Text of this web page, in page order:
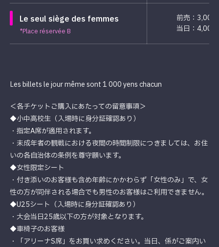
Le seul siège des femmes
*Place réservée B
前売：3,000
当日：4,000
Les billets le jour même sont 1 000 yens chacun
＜各チケットご購入にあたっての留意事項＞
◆小中高校生（入場時に身分証確認あり）
・指定A席が適用されます。
・未成年者の観戦における夜間の時間制限につきましては、お住
いの各自治体の条例を尊守願います。
◆女性限定シート
・付き添いのお客様も含め年齢にかかわらず「女性のみ」で、女
性の方が同伴される場合でも男性のお客様はご利用できません。
◆U25シート（入場時に身分証確認あり）
・大会当日25歳以下の方が対象となります。
◆車椅子のお客様
・「アリーナS席」をお買い求めください。当日、係がご案内い